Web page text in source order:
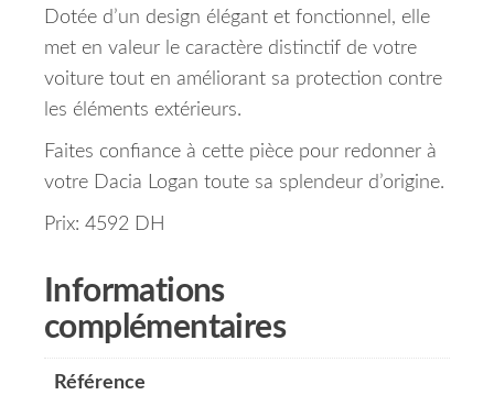
Dotée d’un design élégant et fonctionnel, elle
met en valeur le caractère distinctif de votre
voiture tout en améliorant sa protection contre
les éléments extérieurs.
Faites confiance à cette pièce pour redonner à
votre Dacia Logan toute sa splendeur d’origine.
Prix: 4592 DH
Informations
complémentaires
Référence